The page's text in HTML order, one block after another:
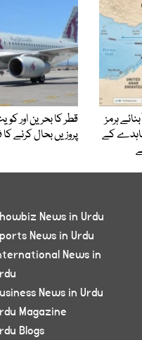
ہرمز
کے
قطر کا بحرین اور
پروزیں بحال کرنے
News in Urdu
News in Urdu
News in
News in Urdu
Magazine
Blogs